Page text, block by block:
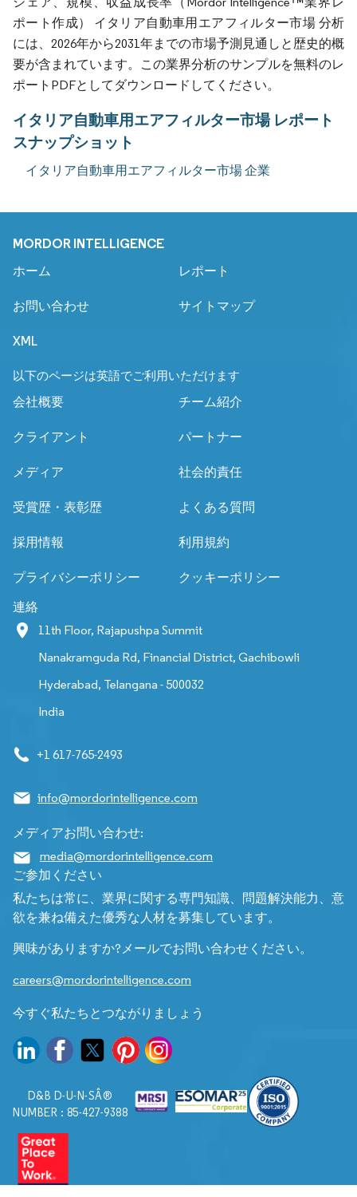
ポート作成） イタリア自動車用エアフィルター市場 分析
には、2026年から2031年までの市場予測見通しと歴史的概
要が含まれています。この業界分析のサンプルを無料のレ
ポートPDFとしてダウンロードしてください。
イタリア自動車用エアフィルター市場 レポート
スナップショット
イタリア自動車用エアフィルター市場 企業
MORDOR INTELLIGENCE
ホーム レポート
お問い合わせ サイトマップ
XML
以下のページは英語でご利用いただけます
会社概要
チーム紹介
クライアント パートナー
メディア 社会的責任
受賞歴・表彰歴 よくある質問
採用情報 利用規約
プライバシーポリシー クッキーポリシー
連絡
11th Floor, Rajapushpa Summit
Nanakramguda Rd, Financial District, Gachibowli
Hyderabad, Telangana - 500032
India
+1 617-765-2493
info@mordorintelligence.com
メディアお問い合わせ:
media@mordorintelligence.com
ご参加ください
私たちは常に、業界に関する専門知識、問題解決能力、意
欲を兼ね備えた優秀な人材を募集しています。
興味がありますか?メールでお問い合わせください。
careers@mordorintelligence.com
今すぐ私たちとつながりましょう
D&B D-U-N-SÂ®
NUMBER : 85-427-9388